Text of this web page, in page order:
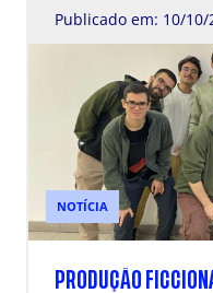
Publicado em: 10/10/
NOTÍCIA
PRODUÇÃO